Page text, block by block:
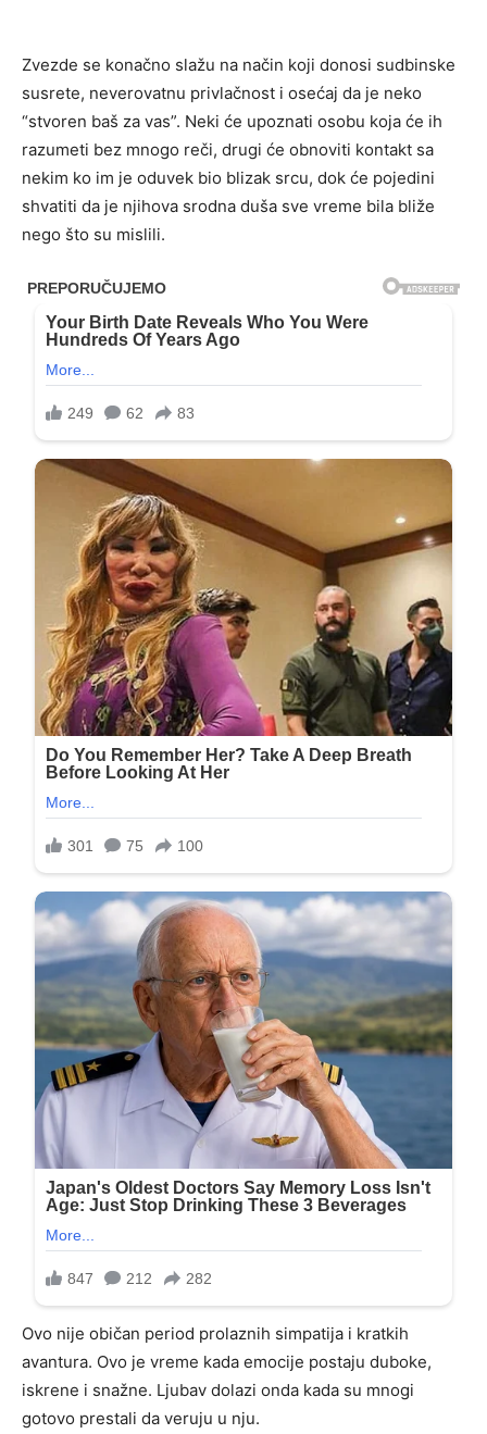
Zvezde se konačno slažu na način koji donosi sudbinske
susrete, neverovatnu privlačnost i osećaj da je neko
“stvoren baš za vas”. Neki će upoznati osobu koja će ih
razumeti bez mnogo reči, drugi će obnoviti kontakt sa
nekim ko im je oduvek bio blizak srcu, dok će pojedini
shvatiti da je njihova srodna duša sve vreme bila bliže
nego što su mislili.
Ovo nije običan period prolaznih simpatija i kratkih
avantura. Ovo je vreme kada emocije postaju duboke,
iskrene i snažne. Ljubav dolazi onda kada su mnogi
gotovo prestali da veruju u nju.